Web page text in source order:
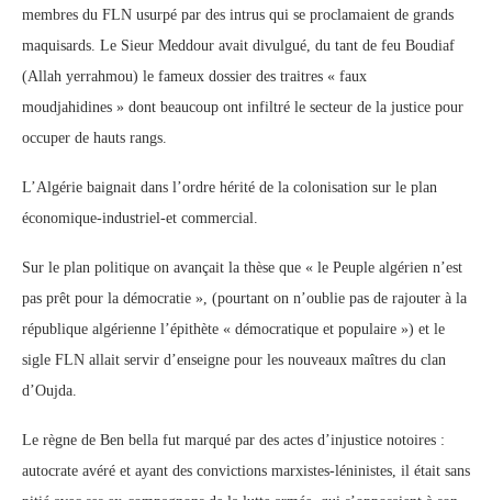
membres du FLN usurpé par des intrus qui se proclamaient de grands
maquisards. Le Sieur Meddour avait divulgué, du tant de feu Boudiaf
(Allah yerrahmou) le fameux dossier des traitres « faux
moudjahidines » dont beaucoup ont infiltré le secteur de la justice pour
occuper de hauts rangs.
L’Algérie baignait dans l’ordre hérité de la colonisation sur le plan
économique-industriel-et commercial.
Sur le plan politique on avançait la thèse que « le Peuple algérien n’est
pas prêt pour la démocratie », (pourtant on n’oublie pas de rajouter à la
république algérienne l’épithète « démocratique et populaire ») et le
sigle FLN allait servir d’enseigne pour les nouveaux maîtres du clan
d’Oujda.
Le règne de Ben bella fut marqué par des actes d’injustice notoires :
autocrate avéré et ayant des convictions marxistes-léninistes, il était sans